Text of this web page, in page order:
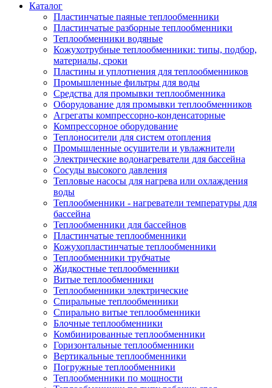
Каталог
Пластинчатые паяные теплообменники
Пластинчатые разборные теплообменники
Теплообменники водяные
Кожухотрубные теплообменники: типы, подбор,
материалы, сроки
Пластины и уплотнения для теплообменников
Промышленные фильтры для воды
Средства для промывки теплообменника
Оборудование для промывки теплообменников
Агрегаты компрессорно-конденсаторные
Компрессорное оборудование
Теплоносители для систем отопления
Промышленные осушители и увлажнители
Электрические водонагреватели для бассейна
Сосуды высокого давления
Тепловые насосы для нагрева или охлаждения
воды
Теплообменники - нагреватели температуры для
бассейна
Теплообменники для бассейнов
Пластинчатые теплообменники
Кожухопластинчатые теплообменники
Теплообменники трубчатые
Жидкостные теплообменники
Витые теплообменники
Теплообменники электрические
Спиральные теплообменники
Спирально витые теплообменники
Блочные теплообменники
Комбинированные теплообменники
Горизонтальные теплообменники
Вертикальные теплообменники
Погружные теплообменники
Теплообменники по мощности